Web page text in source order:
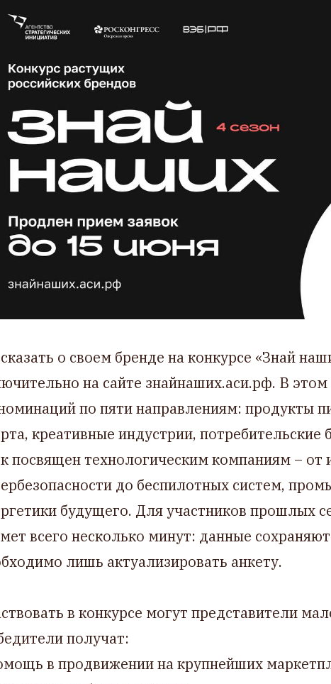
о своем бренде на конкурсе «Знай
на сайте знайнаших.аси.рф. В этом
по пяти направлениям: продукты
креативные индустрии,
посвящен технологическим компаниям – от
до беспилотных систем,
будущего. Для участников прошлых
всего несколько минут: данные
лишь актуализировать анкету.
в конкурсе могут представители
получат:
в продвижении на крупнейших